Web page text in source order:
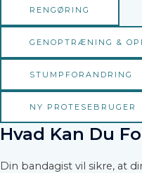
RENGØRING
GENOPTRÆNING &
STUMPFORANDRING
NY PROTESEBRUGER
Hvad Kan Du
Din bandagist vil sikre, at